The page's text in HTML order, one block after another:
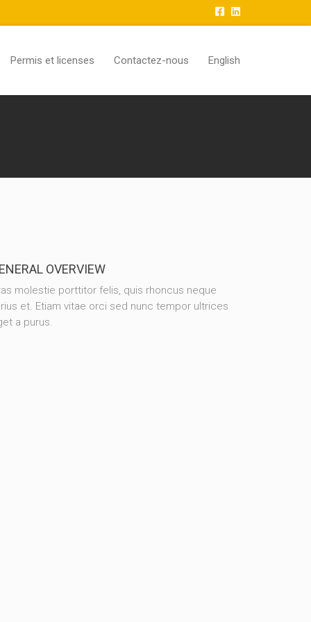
Permis et licenses Contactez-nous English
OVERVIEW
molestie porttitor felis, quis rhoncus neque
et. Etiam vitae orci sed nunc tempor ultrices
a purus.